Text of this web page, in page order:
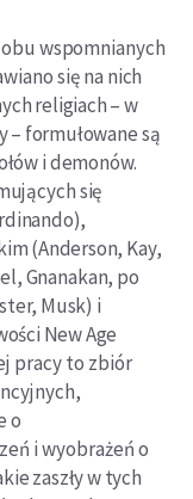
wspomnianych
się na nich
religiach – w
– formułowane są
i de­monów.
się
(Anderson, Kay,
Gnanakan, po
Musk) i
New Age
pracy to zbiór
o
i wyobrażeń o
zaszły w tych